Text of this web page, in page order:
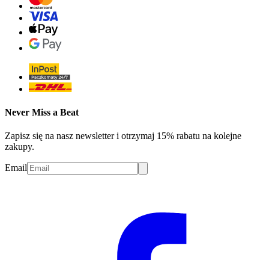
Never Miss a Beat
Zapisz się na nasz newsletter i otrzymaj 15% rabatu na kolejne
zakupy.
Email